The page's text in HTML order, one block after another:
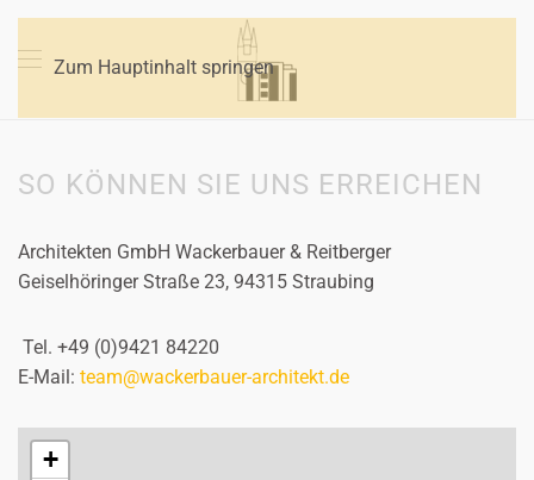
Zum Hauptinhalt springen
SO KÖNNEN SIE UNS ERREICHEN
Architekten GmbH Wackerbauer & Reitberger
Geiselhöringer Straße 23, 94315 Straubing
Tel. +49 (0)9421 84220
E-Mail: team@wackerbauer-architekt.de
+